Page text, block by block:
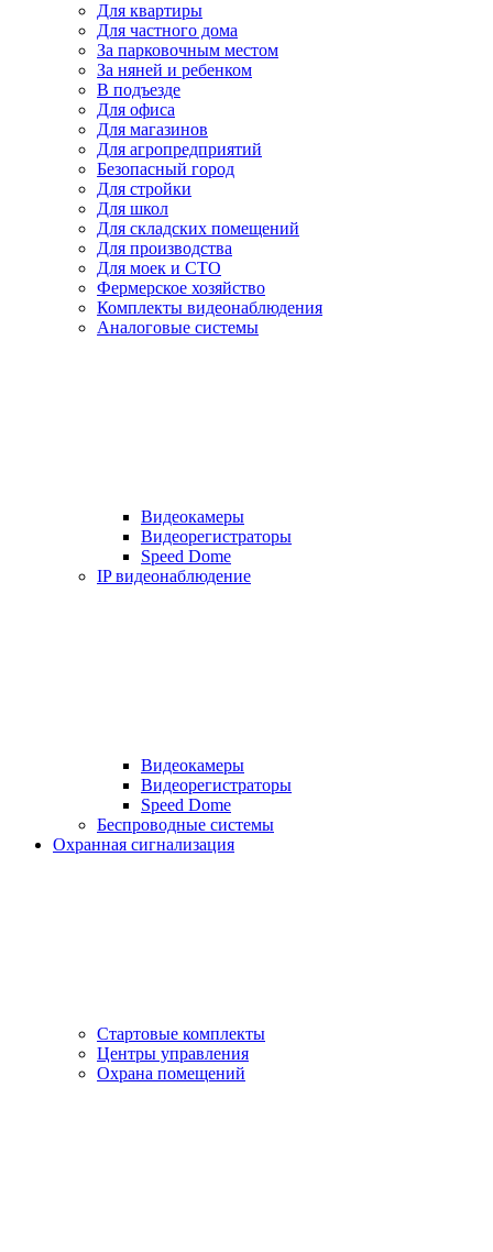
Для квартиры
Для частного дома
За парковочным местом
За няней и ребенком
В подъезде
Для офиса
Для магазинов
Для агропредприятий
Безопасный город
Для стройки
Для школ
Для складских помещений
Для производства
Для моек и СТО
Фермерское хозяйство
Комплекты видеонаблюдения
Аналоговые системы
Видеокамеры
Видеорегистраторы
Speed Dome
IP видеонаблюдение
Видеокамеры
Видеорегистраторы
Speed Dome
Беспроводные системы
Охранная сигнализация
Стартовые комплекты
Центры управления
Охрана помещений